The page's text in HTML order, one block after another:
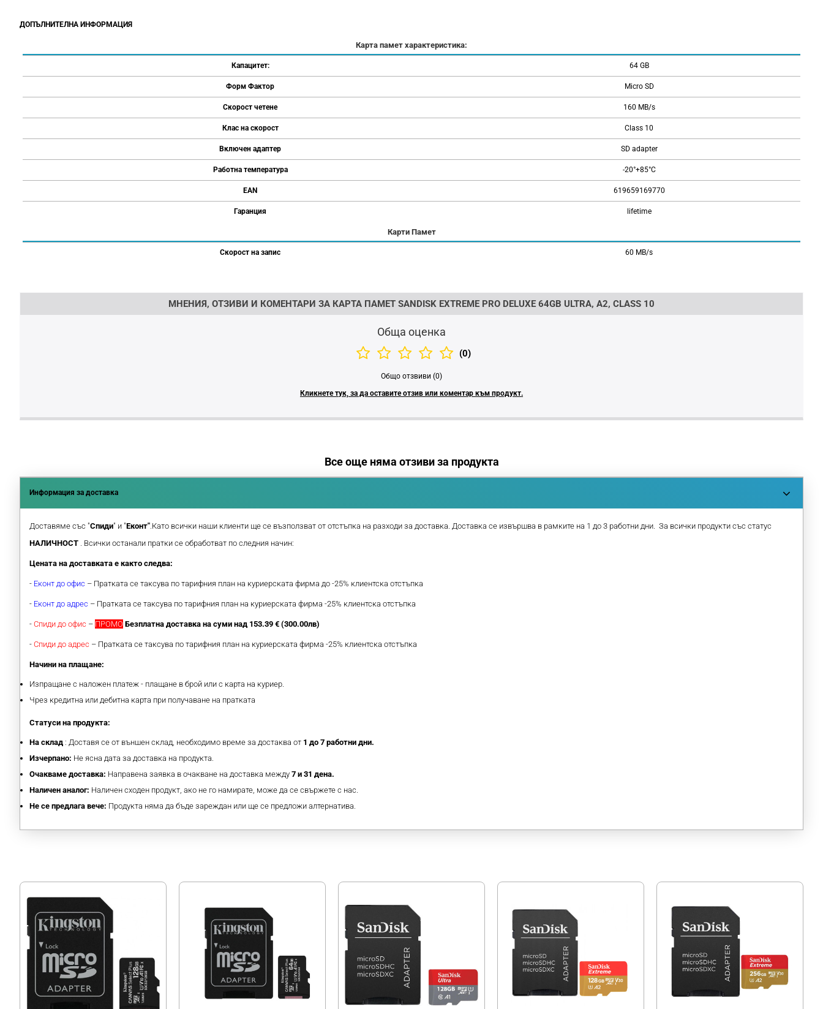
ДОПЪЛНИТЕЛНА ИНФОРМАЦИЯ
Карта памет характеристика:
Капацитет: 64 GB
Форм Фактор Micro SD
Скорост четене 160 MB/s
Клас на скорост Class 10
Включен адаптер SD adapter
Работна температура -20°+85°C
EAN 619659169770
Гаранция lifetime
Карти Памет
Скорост на запис 60 MB/s
МНЕНИЯ, ОТЗИВИ И КОМЕНТАРИ ЗА КАРТА ПАМЕТ SANDISK EXTREME PRO DELUXE 64GB ULTRA, A2, CLASS 10
Обща оценка
(0)
Общо отзвиви (0)
Кликнете тук, за да оставите отзив или коментар към продукт.
Все още няма отзиви за продукта
Информация за доставка
Доставяме със "Спиди" и "Еконт" .Като всички наши клиенти ще се възползват от отстъпка на разходи за доставка. Доставка се извършва в рамките на 1 до 3 работни дни. За всички продукти със статус
НАЛИЧНОСТ
. Всички останали пратки се обработват по следния начин:
Цената на доставката е както следва:
- Еконт до офис – Пратката се таксува по тарифния план на куриерската фирма до -25% клиентска отстъпка
- Еконт до адрес – Пратката се таксува по тарифния план на куриерската фирма -25% клиентска отстъпка
- Спиди до офис – ПРОМО Безплатна доставка на суми над 153.39 € (300.00лв)
- Спиди до адрес – Пратката се таксува по тарифния план на куриерската фирма -25% клиентска отстъпка
Начини на плащане:
Изпращане с наложен платеж - плащане в брой или с карта на куриер.
Чрез кредитна или дебитна карта при получаване на пратката
Статуси на продукта:
На склад : Доставя се от външен склад, необходимо време за достаква от 1 до 7 работни дни.
Изчерпано: Не ясна дата за доставка на продукта.
Очакваме доставка: Направена заявка в очакване на доставка между 7 и 31 дена.
Наличен аналог: Наличен сходен продукт, ако не го намирате, може да се свържете с нас.
Не се предлага вече: Продукта няма да бъде зареждан или ще се предложи алтернатива.